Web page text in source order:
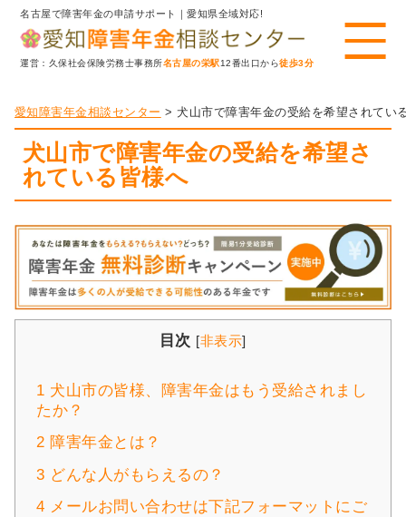
名古屋で障害年金の申請サポート｜愛知県全域対応!
運営：久保社会保険労務士事務所名古屋の栄駅12番出口から徒歩3分
愛知障害年金相談センター >犬山市で障害年金の受給を希望されてい
犬山市で障害年金の受給を希望さ
れている皆様へ
目次 [非表示]
1 犬山市の皆様、障害年金はもう受給されまし
たか？
2 障害年金とは？
3 どんな人がもらえるの？
4 メールお問い合わせは下記フォーマットにご